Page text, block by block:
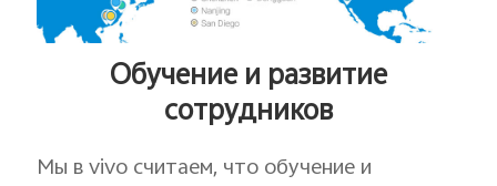
Обучение и развитие
сотрудников
Мы в vivo считаем, что обучение и